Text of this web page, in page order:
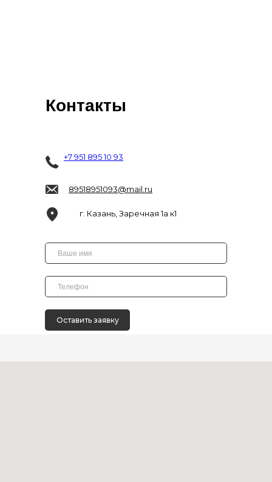
Оставить заявку
+7 951 895 10 93
г. Казань, Заречная 1а к1
89518951093@mail.ru
Контакты